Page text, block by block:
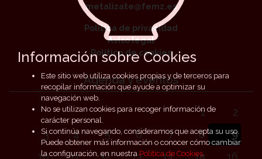
metalizate@femz.es
Política de privacidad
Aviso legal
Política de cookies
Agenda y eventos
1
2
3
4 5 6 7 8
9
Información sobre Cookies
Este sitio web utiliza cookies propias y de terceros para
recopilar información que ayude a optimizar su
navegación web.
No se utilizan cookies para recoger información de
carácter personal.
Si continúa navegando, consideramos que acepta su uso.
Puede obtener más información o conocer cómo cambiar
la configuración, en nuestraPolítica de Cookies.